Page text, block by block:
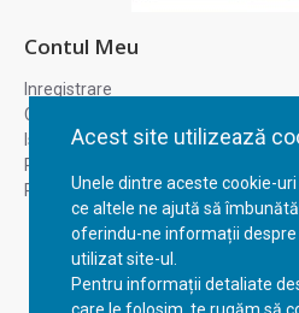
Acest site utilizează
Unele dintre aceste cookie-
ce altele ne ajută să
oferindu-ne informații despre
utilizat site-ul.
Pentru informații detaliate
Contul Meu
Inregistrare
Contul meu
Istoric comenzi
Recuperare parola
Returnare produs